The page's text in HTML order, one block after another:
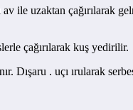
av ile uzaktan çağırılarak
çağırılarak kuş yedirilir.
. uçı ırularak